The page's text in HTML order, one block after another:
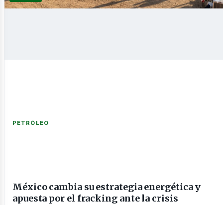
PETRÓLEO
México cambia su estrategia energética y
apuesta por el fracking ante la crisis